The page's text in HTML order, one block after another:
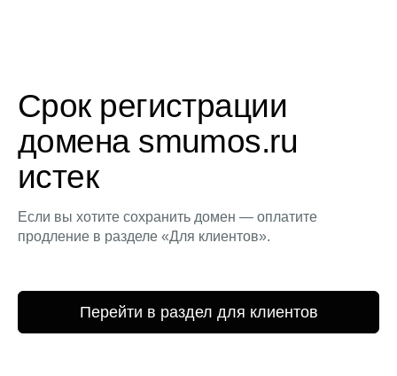
Срок регистрации
домена smumos.ru
истек
Если вы хотите сохранить домен — оплатите
продление в разделе «Для клиентов».
Перейти в раздел для клиентов